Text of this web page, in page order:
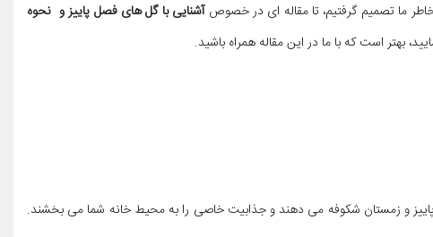
ما تصمیم گرفتیم، تا مقاله ای در خصوصآشنایی با گل های فصل پاییز و نحوه
بهتر است که با ما در این مقاله همراه باشید.
پاییز و زمستان شکوفه می دهند و جذابیت خاصی را به محیط خانه شما می بخشند.